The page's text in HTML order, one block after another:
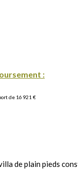
:
de 16 921 €
de plain pieds